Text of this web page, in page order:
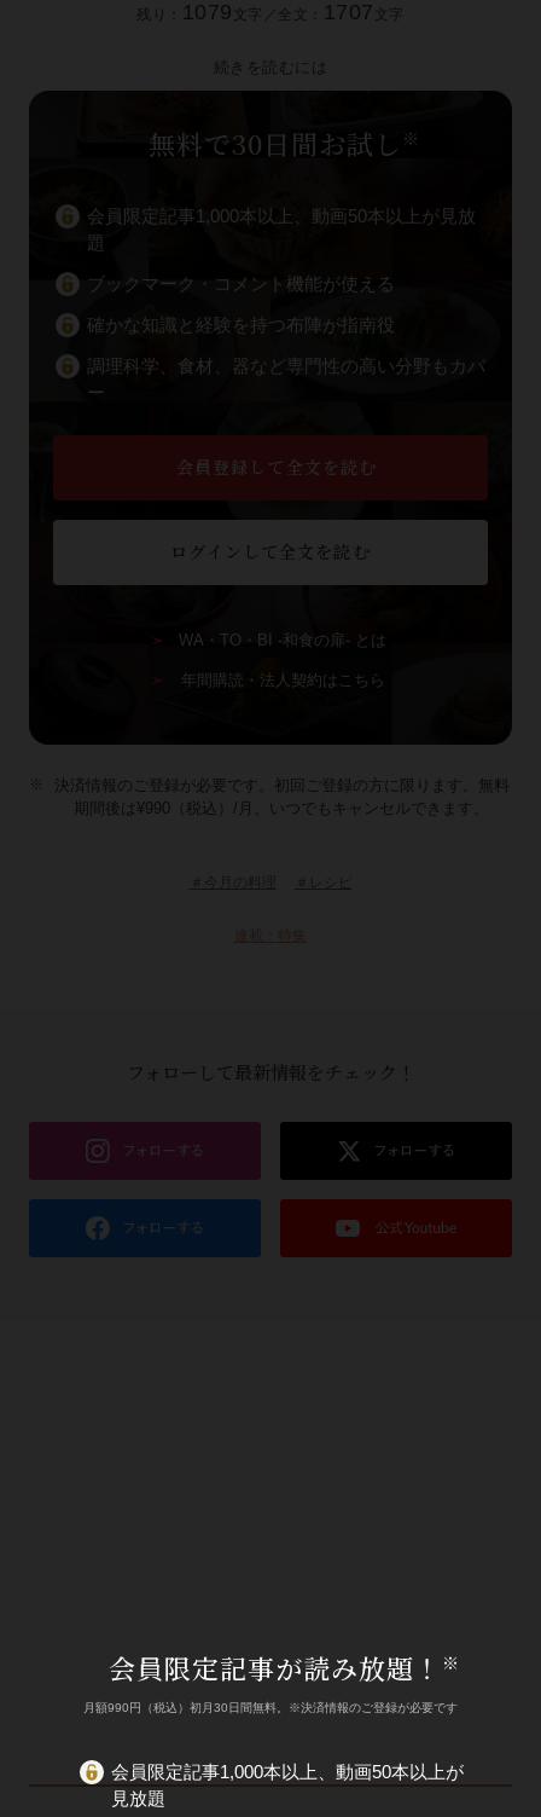
残り： 1079 文字／全文： 1707 文字
続きを読むには
無料で30日間お試し ※
会員限定記事1,000本以上、動画50本以上が見放
題
ブックマーク・コメント機能が使える
確かな知識と経験を持つ布陣が指南役
調理科学、食材、器など専門性の高い分野もカバ
ー
会員登録して全文を読む
ログインして全文を読む
WA・TO・BI -和食の扉- とは
年間購読・法人契約はこちら
決済情報のご登録が必要です。初回ご登録の方に限ります。無料
期間後は¥990（税込）/月。いつでもキャンセルできます。
連載：特集
フォローして最新情報をチェック！
会員限定記事が読み放題！ ※
月額990円（税込）初月30日間無料。※決済情報のご登録が必要です
会員限定記事1,000本以上、動画50本以上が
見放題